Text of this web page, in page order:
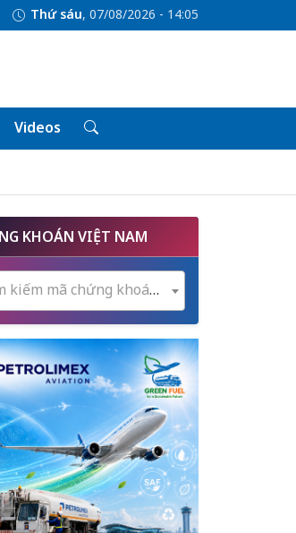
Thứ sáu, 07/08/2026 - 14:05
Videos
KHOÁN VIỆT NAM
Tìm kiếm mã chứng khoán...